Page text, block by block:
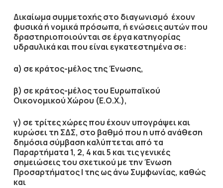
Δικαίωμα συμμετοχής στο διαγωνισμό έχουν
φυσικά ή νομικά πρόσωπα, ή ενώσεις αυτών που
δραστηριοποιούνται σε έργα κατηγορίας
υδραυλικά και που είναι εγκατεστημένα σε:
α) σε κράτος-μέλος της Ένωσης,
β) σε κράτος-μέλος του Ευρωπαϊκού
Οικονομικού Χώρου (Ε.Ο.Χ.),
γ) σε τρίτες χώρες που έχουν υπογράψει και
κυρώσει τη ΣΔΣ, στο βαθμό που η υπό ανάθεση
δημόσια σύμβαση καλύπτεται από τα
Παραρτήματα 1, 2, 4 και 5 και τις γενικές
σημειώσεις του σχετικού με την Ένωση
Προσαρτήματος I της ως άνω Συμφωνίας, καθώς
και